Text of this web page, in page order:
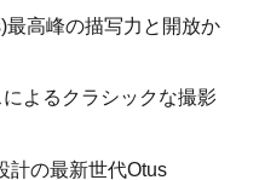
最高峰の描写力と開放か
よるクラシックな撮影
計の最新世代Otus